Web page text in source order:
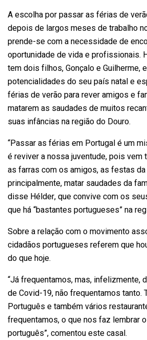
A escolha por passar as férias de
depois de largos meses de trabalho
prende-se com a necessidade de
oportunidade de vida e profissionais.
tem dois filhos, Gonçalo e Guilherme,
potencialidades do seu país natal e
férias de verão para rever amigos e
matarem as saudades de muitos
suas infâncias na região do Douro.
“Passar as férias em Portugal é um
é reviver a nossa juventude, pois vem
as farras com os amigos, as festas da
principalmente, matar saudades da
disse Hélder, que convive com os
que há “bastantes portugueses” na
Sobre a relação com o movimento
cidadãos portugueses referem que
do que hoje.
“Já frequentamos, mas, infelizmente,
de Covid-19, não frequentamos tanto.
Portuguêse também vários
frequentamos, o que nos faz lembrar
português”, comentou este casal.